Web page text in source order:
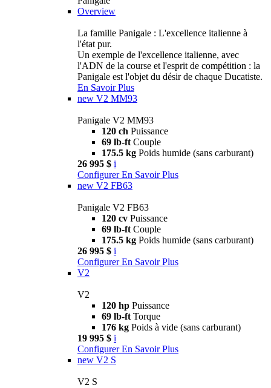
Overview
La famille Panigale : L'excellence italienne à
l'état pur.
Un exemple de l'excellence italienne, avec
l'ADN de la course et l'esprit de compétition : la
Panigale est l'objet du désir de chaque Ducatiste.
En Savoir Plus
new V2 MM93
Panigale V2 MM93
120 ch Puissance
69 lb-ft Couple
175.5 kg Poids humide (sans carburant)
26 995 $ i
Configurer En Savoir Plus
new V2 FB63
Panigale V2 FB63
120 cv Puissance
69 lb-ft Couple
175.5 kg Poids humide (sans carburant)
26 995 $ i
Configurer En Savoir Plus
V2
V2
120 hp Puissance
69 lb-ft Torque
176 kg Poids à vide (sans carburant)
19 995 $ i
Configurer En Savoir Plus
new V2 S
V2 S